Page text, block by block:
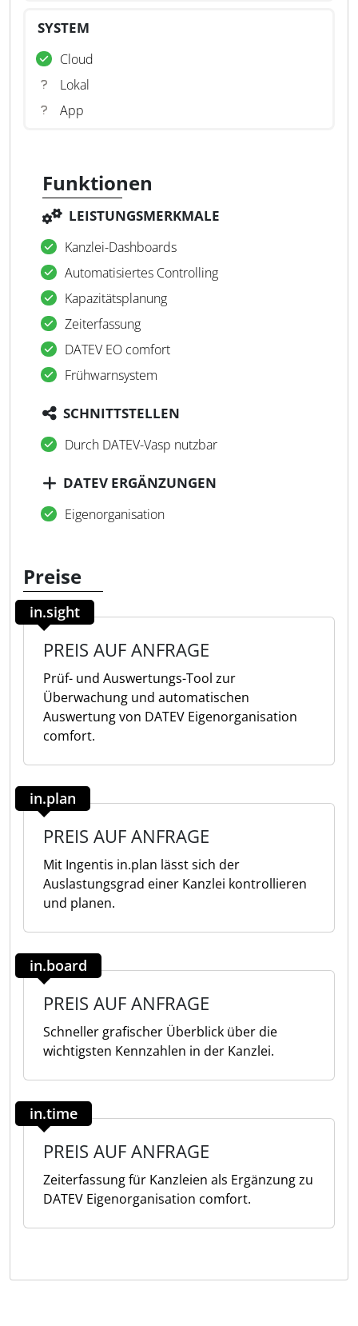
SYSTEM
Cloud
Lokal
App
Funktionen
LEISTUNGSMERKMALE
Kanzlei-Dashboards
Automatisiertes Controlling
Kapazitätsplanung
Zeiterfassung
DATEV EO comfort
Frühwarnsystem
SCHNITTSTELLEN
Durch DATEV-Vasp nutzbar
DATEV ERGÄNZUNGEN
Eigenorganisation
Preise
in.sight
PREIS AUF ANFRAGE
Prüf- und Auswertungs-Tool zur
Überwachung und automatischen
Auswertung von DATEV Eigenorganisation
comfort.
in.plan
PREIS AUF ANFRAGE
Mit Ingentis in.plan lässt sich der
Auslastungsgrad einer Kanzlei kontrollieren
und planen.
in.board
PREIS AUF ANFRAGE
Schneller grafischer Überblick über die
wichtigsten Kennzahlen in der Kanzlei.
in.time
PREIS AUF ANFRAGE
Zeiterfassung für Kanzleien als Ergänzung zu
DATEV Eigenorganisation comfort.